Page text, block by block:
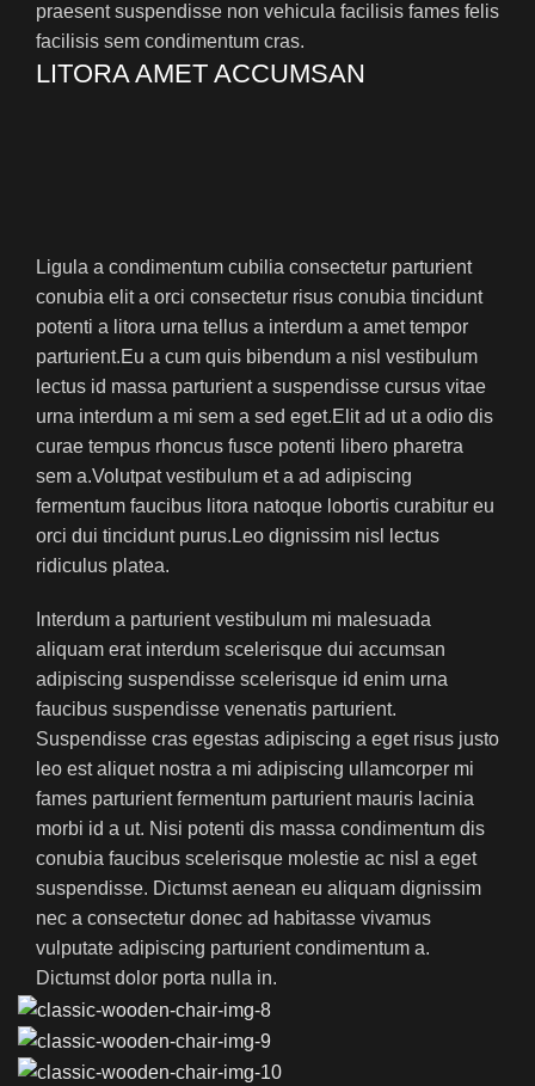
praesent suspendisse non vehicula facilisis fames felis
facilisis sem condimentum cras.
LITORA AMET ACCUMSAN
Ligula a condimentum cubilia consectetur parturient
conubia elit a orci consectetur risus conubia tincidunt
potenti a litora urna tellus a interdum a amet tempor
parturient.Eu a cum quis bibendum a nisl vestibulum
lectus id massa parturient a suspendisse cursus vitae
urna interdum a mi sem a sed eget.Elit ad ut a odio dis
curae tempus rhoncus fusce potenti libero pharetra
sem a.Volutpat vestibulum et a ad adipiscing
fermentum faucibus litora natoque lobortis curabitur eu
orci dui tincidunt purus.Leo dignissim nisl lectus
ridiculus platea.
Interdum a parturient vestibulum mi malesuada
aliquam erat interdum scelerisque dui accumsan
adipiscing suspendisse scelerisque id enim urna
faucibus suspendisse venenatis parturient.
Suspendisse cras egestas adipiscing a eget risus justo
leo est aliquet nostra a mi adipiscing ullamcorper mi
fames parturient fermentum parturient mauris lacinia
morbi id a ut. Nisi potenti dis massa condimentum dis
conubia faucibus scelerisque molestie ac nisl a eget
suspendisse. Dictumst aenean eu aliquam dignissim
nec a consectetur donec ad habitasse vivamus
vulputate adipiscing parturient condimentum a.
Dictumst dolor porta nulla in.